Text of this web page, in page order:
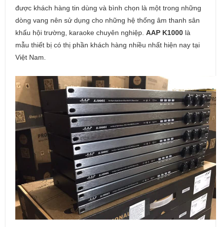
được khách hàng tin dùng và bình chọn là một trong những
dòng vang nên sử dụng cho những hệ thống âm thanh sân
khấu hội trường, karaoke chuyên nghiệp. AAP K1000 là
mẫu thiết bị có thị phần khách hàng nhiều nhất hiện nay tại
Việt Nam.